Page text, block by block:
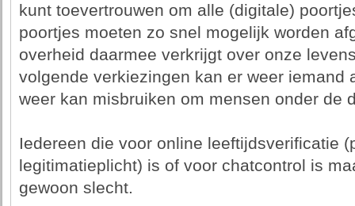
kunt toevertrouwen om alle (digitale)
poortjes moeten zo snel mogelijk worden
overheid daarmee verkrijgt over onze
volgende verkiezingen kan er weer iemand
weer kan misbruiken om mensen onder de
Iedereen die voor online leeftijdsverificatie
legitimatieplicht) is of voor chatcontrol is
gewoon slecht.